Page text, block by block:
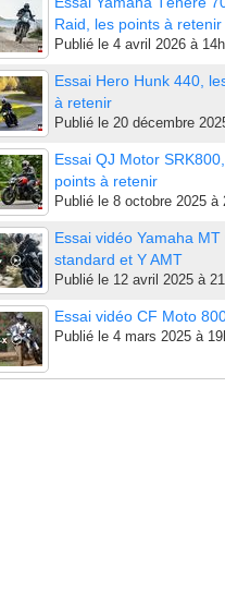
Raid, les points à retenir
Publié le 4 avril 2026 à
Essai Hero Hunk 440,
à retenir
Publié le 20 décembre
Essai QJ Motor
points à retenir
Publié le 8 octobre 2025 à
Essai vidéo Yamaha
standard et Y AMT
Publié le 12 avril 2025 à
Essai vidéo CF Moto
Publié le 4 mars 2025 à